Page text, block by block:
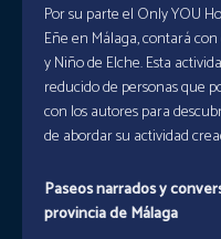
Por su parte el Only YOU
Eñe en Málaga, contará
y Niño de Elche. Esta
reducido de personas que
con los autores para
de abordar su actividad
Paseos narrados y
provincia de Málaga